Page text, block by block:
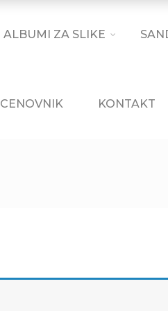
ALBUMI ZA SLIKE
CENOVNIK KONTAKT